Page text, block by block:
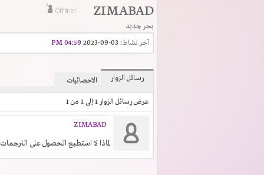
ZIMABAD
بحر جديد
آخر نشاط:
04:59 PM
رسائل الزوار الاحصائيات
عرض رسائل الزوار 1 إلى 1 من1
ZIMABAD
لماذا لا استطيع الحصول على الترجمات